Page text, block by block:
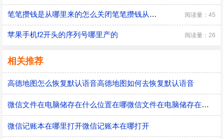
笔笔攒钱是从哪里来的怎么关闭笔笔攒钱从哪里来 阅读量：45
苹果手机f2开头的序列号哪里产的 阅读量：26
相关推荐
高德地图怎么恢复默认语音高德地图如何去恢复默认语音
微信文件在电脑储存在什么位置在哪微信文件在电脑储存在什么位置
微信记账本在哪里打开微信记账本在哪打开